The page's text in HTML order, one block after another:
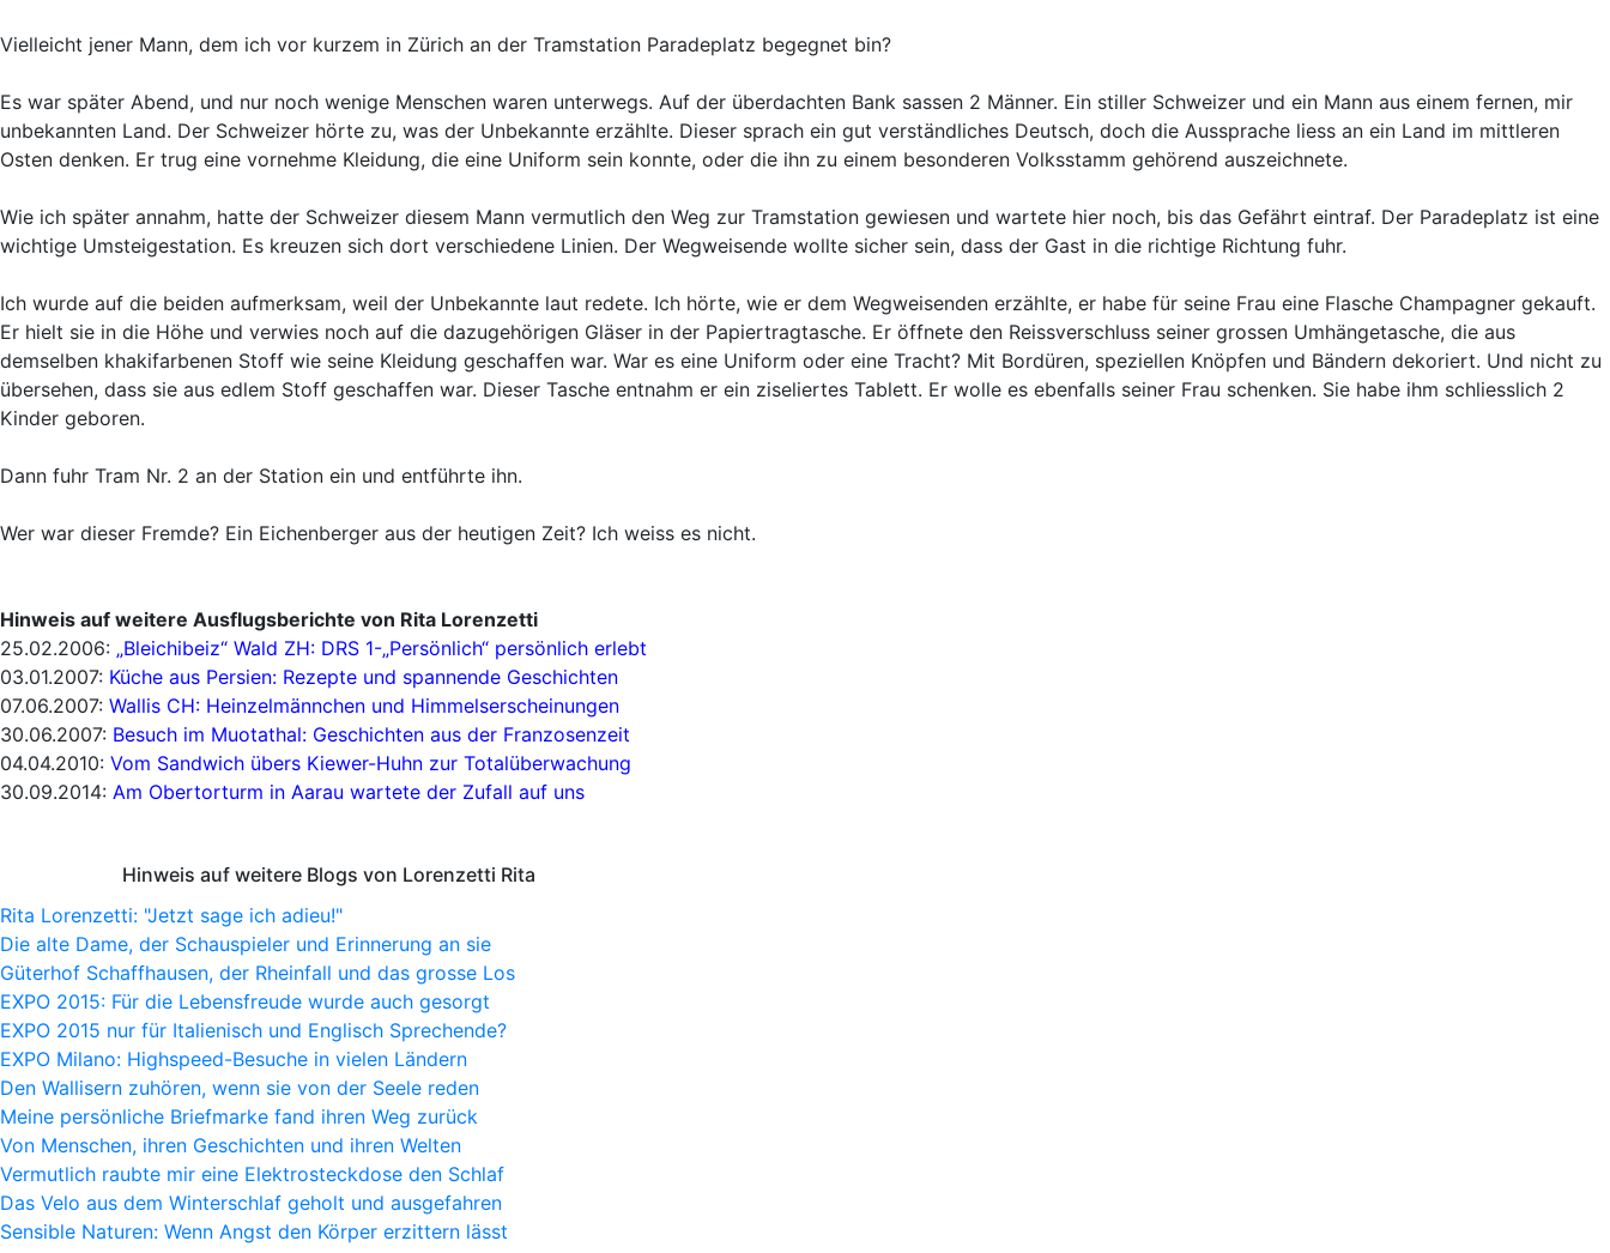
Vielleicht jener Mann, dem ich vor kurzem in Zürich an der Tramstation Paradeplatz begegnet bin?
Es war später Abend, und nur noch wenige Menschen waren unterwegs. Auf der überdachten Bank sassen 2 Männer. Ein stiller Schweizer und ein Mann aus einem fernen, mir
unbekannten Land. Der Schweizer hörte zu, was der Unbekannte erzählte. Dieser sprach ein gut verständliches Deutsch, doch die Aussprache liess an ein Land im mittleren
Osten denken. Er trug eine vornehme Kleidung, die eine Uniform sein konnte, oder die ihn zu einem besonderen Volksstamm gehörend auszeichnete.
Wie ich später annahm, hatte der Schweizer diesem Mann vermutlich den Weg zur Tramstation gewiesen und wartete hier noch, bis das Gefährt eintraf. Der Paradeplatz ist eine
wichtige Umsteigestation. Es kreuzen sich dort verschiedene Linien. Der Wegweisende wollte sicher sein, dass der Gast in die richtige Richtung fuhr.
Ich wurde auf die beiden aufmerksam, weil der Unbekannte laut redete. Ich hörte, wie er dem Wegweisenden erzählte, er habe für seine Frau eine Flasche Champagner gekauft.
Er hielt sie in die Höhe und verwies noch auf die dazugehörigen Gläser in der Papiertragtasche. Er öffnete den Reissverschluss seiner grossen Umhängetasche, die aus
demselben khakifarbenen Stoff wie seine Kleidung geschaffen war. War es eine Uniform oder eine Tracht? Mit Bordüren, speziellen Knöpfen und Bändern dekoriert. Und nicht zu
übersehen, dass sie aus edlem Stoff geschaffen war. Dieser Tasche entnahm er ein ziseliertes Tablett. Er wolle es ebenfalls seiner Frau schenken. Sie habe ihm schliesslich 2
Kinder geboren.
Dann fuhr Tram Nr. 2 an der Station ein und entführte ihn.
Wer war dieser Fremde? Ein Eichenberger aus der heutigen Zeit? Ich weiss es nicht.
Hinweis auf weitere Ausflugsberichte von Rita Lorenzetti
25.02.2006: „Bleichibeiz“ Wald ZH: DRS 1-„Persönlich“ persönlich erlebt
03.01.2007: Küche aus Persien: Rezepte und spannende Geschichten
07.06.2007: Wallis CH: Heinzelmännchen und Himmelserscheinungen
30.06.2007: Besuch im Muotathal: Geschichten aus der Franzosenzeit
04.04.2010: Vom Sandwich übers Kiewer-Huhn zur Totalüberwachung
30.09.2014: Am Obertorturm in Aarau wartete der Zufall auf uns
Hinweis auf weitere Blogs von Lorenzetti Rita
Rita Lorenzetti: "Jetzt sage ich adieu!"
Die alte Dame, der Schauspieler und Erinnerung an sie
Güterhof Schaffhausen, der Rheinfall und das grosse Los
EXPO 2015: Für die Lebensfreude wurde auch gesorgt
EXPO 2015 nur für Italienisch und Englisch Sprechende?
EXPO Milano: Highspeed-Besuche in vielen Ländern
Den Wallisern zuhören, wenn sie von der Seele reden
Meine persönliche Briefmarke fand ihren Weg zurück
Von Menschen, ihren Geschichten und ihren Welten
Vermutlich raubte mir eine Elektrosteckdose den Schlaf
Das Velo aus dem Winterschlaf geholt und ausgefahren
Sensible Naturen: Wenn Angst den Körper erzittern lässt